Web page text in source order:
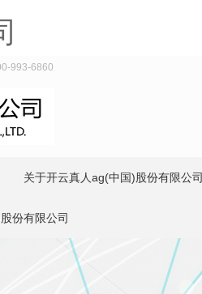
993-6860
关于开云真人ag(中国)股份有限公司
份有限公司